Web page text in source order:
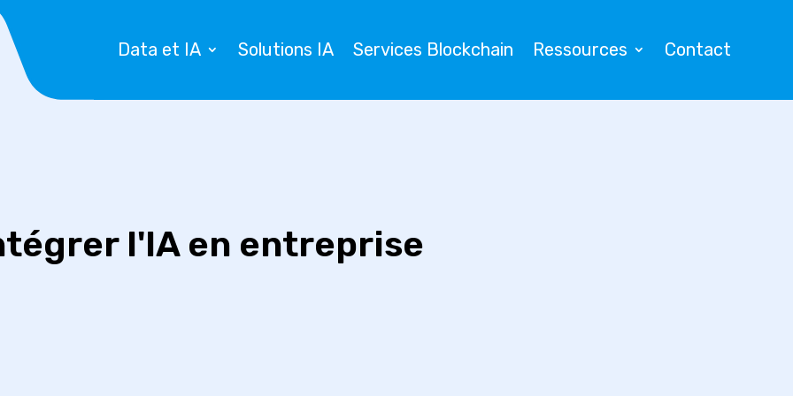
Data et IA Solutions IA Services Blockchain Ressources Contact
l'IA en entreprise